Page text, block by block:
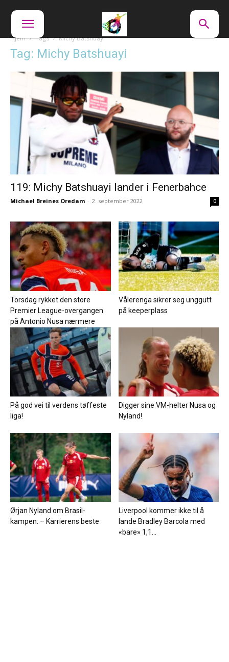
Hjem Tags Michy Batshuayi
Tag: Michy Batshuayi
119: Michy Batshuayi lander i Fenerbahce
Michael Breines Oredam - 2. september 2022 0
Torsdag rykket den store
Premier League-overgangen
på Antonio Nusa nærmere
Vålerenga sikrer seg unggutt
på keeperplass
På god vei til verdens tøffeste
liga!
Digger sine VM-helter Nusa og
Nyland!
Ørjan Nyland om Brasil-
kampen: – Karrierens beste
Liverpool kommer ikke til å
lande Bradley Barcola med
«bare» 1,1...